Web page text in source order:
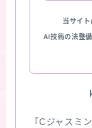
当サイ
AI技術の法整
『Cジャスミ